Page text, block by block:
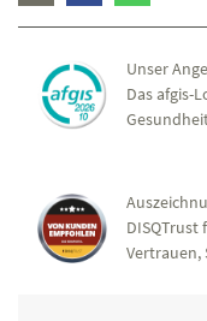
Unser
Das afgis-
DISQTrust
Vertrauen,